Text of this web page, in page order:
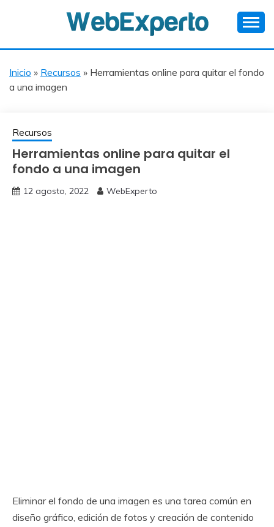
WEBEXPERTO
Inicio » Recursos » Herramientas online para quitar el fondo
a una imagen
Recursos
Herramientas online para quitar el
fondo a una imagen
12 agosto, 2022 WebExperto
Eliminar el fondo de una imagen es una tarea común en
diseño gráfico, edición de fotos y creación de contenido